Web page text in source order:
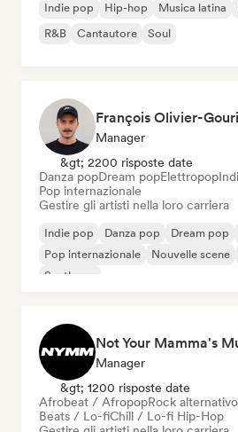
Indie pop Hip-hop Musica latina
R&B
Cantautore Soul
François Olivier-
Manager
&gt; 2200 risposte date
Danza popDream popElettropop
Pop internazionale
Gestire gli artisti nella loro carriera
Indie pop Danza pop Dream pop
Pop internazionale
Nouvelle scene
Synthpop
Not Your Mamma's
Manager
&gt; 1200 risposte date
Afrobeat / AfropopRock alternativo
Beats / Lo-fiChill / Lo-fi Hip-Hop